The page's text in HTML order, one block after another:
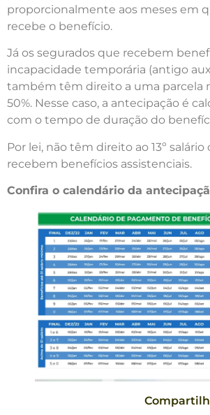
proporcionalmente aos meses em
recebe o benefício.
Já os segurados que recebem
incapacidade temporária (antigo
também têm direito a uma parcela
50%. Nesse caso, a antecipação é
com o tempo de duração do
Por lei, não têm direito ao 13º
recebem benefícios assistenciais.
Confira o calendário da